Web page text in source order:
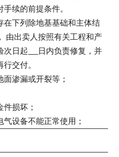
续的前提条件。
在下列除地基基础和主体结
由出卖人按照有关工程和产
次日起
日内负责修复，并
交付。
面渗漏或开裂等；
损坏；
气设备不能正常使用；